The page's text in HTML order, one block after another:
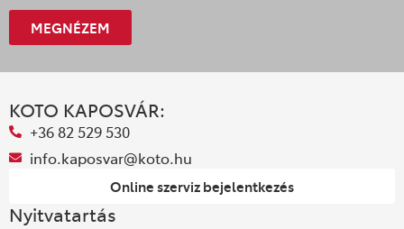
MEGNÉZEM
KOTO KAPOSVÁR:
+36 82 529 530
info.kaposvar@koto.hu
Online szerviz bejelentkezés
Nyitvatartás